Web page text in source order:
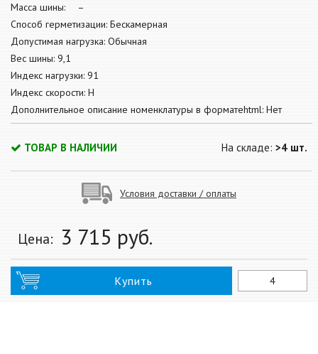
Масса шины: –
Способ герметизации: Бескамерная
Допустимая нагрузка: Обычная
Вес шины: 9,1
Индекс нагрузки: 91
Индекс скорости: H
Дополнительное описание номенклатуры в форматеhtml: Нет
ТОВАР В НАЛИЧИИ На складе: >4 шт.
Условия доставки / оплаты
Цена: 3 715 руб.
Купить